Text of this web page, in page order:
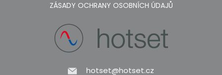
ZÁSADY OCHRANY OSOBNÍCH ÚDAJŮ
hotset@hotset.cz